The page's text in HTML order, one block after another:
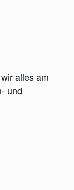
alles am
und